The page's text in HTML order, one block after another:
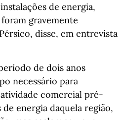
de energia,
gravemente
disse, em entrevista
de dois anos
necessário para
comercial pré-
energia daquela região,